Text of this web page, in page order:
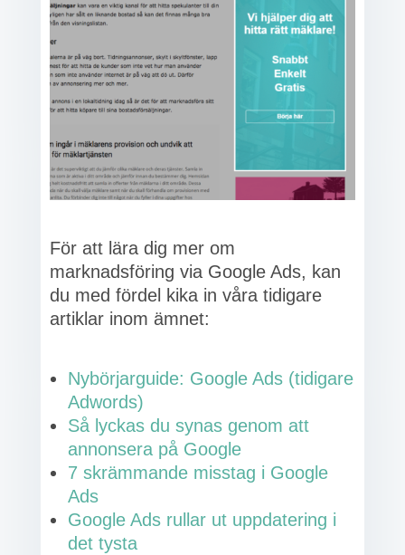
För att lära dig mer om
marknadsföring via Google Ads, kan
du med fördel kika in våra tidigare
artiklar inom ämnet:
Nybörjarguide: Google Ads (tidigare
Adwords)
Så lyckas du synas genom att
annonsera på Google
7 skrämmande misstag i Google
Ads
Google Ads rullar ut uppdatering i
det tysta